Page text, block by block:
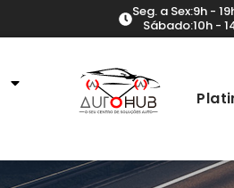
Seg. a Sex:
Sábado:
9h -
10h -